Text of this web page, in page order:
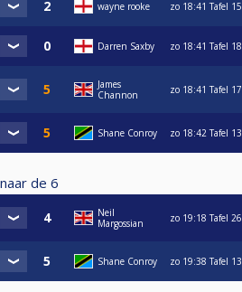
wayne rooke zo 18:41 Tafel 15
Darren Saxby zo 18:41 Tafel 18
James
Channon
zo 18:41 Tafel 17
Shane Conroy zo 18:42 Tafel 13
de 6
Neil
Margossian
zo 19:18 Tafel 26
Shane Conroy zo 19:38 Tafel 13